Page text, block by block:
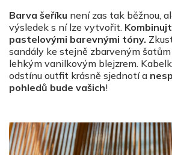
Barva šeříku není zas tak běžnou,
výsledek s ní lze vytvořit.
pastelovými barevnými tóny.
sandály ke stejně zbarveným
lehkým vanilkovým blejzrem.
odstínu outfit krásně sjednotí a
pohledů bude vašich!